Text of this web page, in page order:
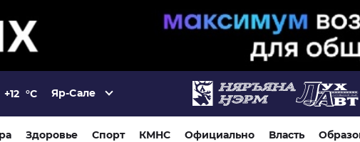
+12 °C Яр-Сале
Здоровье Спорт КМНС Официально Власть